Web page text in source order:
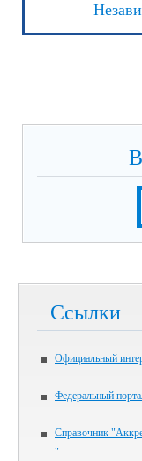
Ссылки
Официальный
Федеральный
Справочник
"